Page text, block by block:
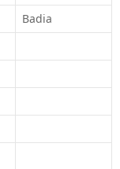
Badia